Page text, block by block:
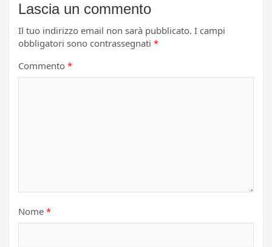
Lascia un commento
Il tuo indirizzo email non sarà pubblicato. I campi
obbligatori sono contrassegnati *
Commento *
Nome *